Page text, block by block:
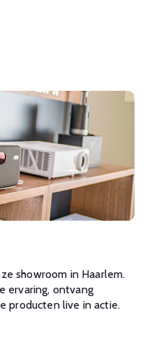
showroom in Haarlem.
ervaring, ontvang
producten live in actie.